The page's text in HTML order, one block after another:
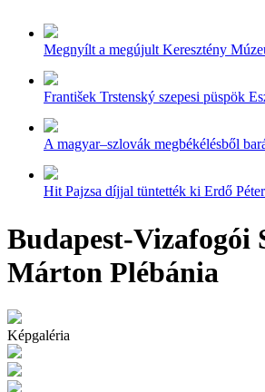
Megnyílt a megújult Keresztény
František Trstenský szepesi püspök
A magyar–szlovák megbékélésből
Hit Pajzsa díjjal tüntették ki Erdő
Budapest-Vizafogói
Márton Plébánia
Képgaléria